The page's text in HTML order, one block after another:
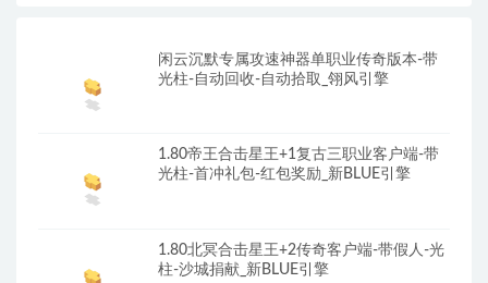
闲云沉默专属攻速神器单职业传奇版本-带
光柱-自动回收-自动拾取_翎风引擎
1.80帝王合击星王+1复古三职业客户端-带
光柱-首冲礼包-红包奖励_新BLUE引擎
1.80北冥合击星王+2传奇客户端-带假人-光
柱-沙城捐献_新BLUE引擎